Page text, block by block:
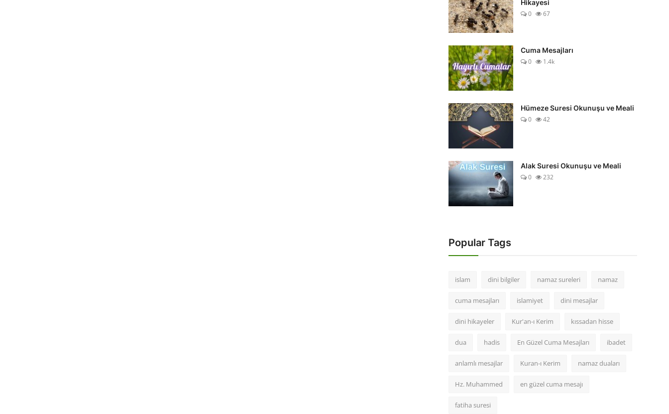
Hikayesi
0
67
Cuma Mesajları
0
1.4k
Hümeze Suresi Okunuşu ve Meali
0
42
Alak Suresi Okunuşu ve Meali
0
232
Popular Tags
islam dini bilgiler namaz sureleri namaz
cuma mesajları islamiyet dini mesajlar
dini hikayeler Kur'an-ı Kerim kıssadan hisse
dua hadis En Güzel Cuma Mesajları ibadet
anlamlı mesajlar Kuran-ı Kerim namaz duaları
Hz. Muhammed en güzel cuma mesajı
fatiha suresi